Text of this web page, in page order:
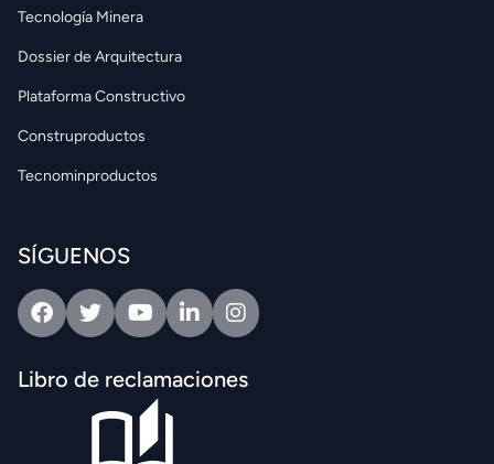
Tecnología Minera
Dossier de Arquitectura
Plataforma Constructivo
Construproductos
Tecnominproductos
SÍGUENOS
FacebookTwitterYoutubeLinkedinIntagram
Libro de reclamaciones